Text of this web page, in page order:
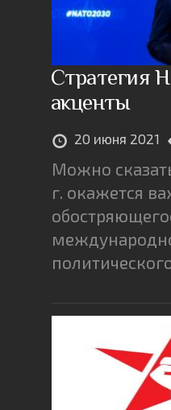
Стратегия
акценты
20 июня 2021
Можно
г. окажется